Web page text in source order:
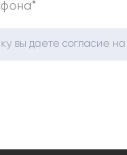
вы даете согласие на